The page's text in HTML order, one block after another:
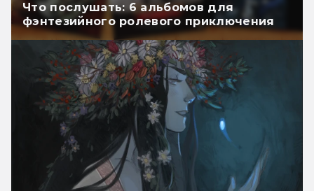
Что послушать: 6 альбомов для
фэнтезийного ролевого приключения